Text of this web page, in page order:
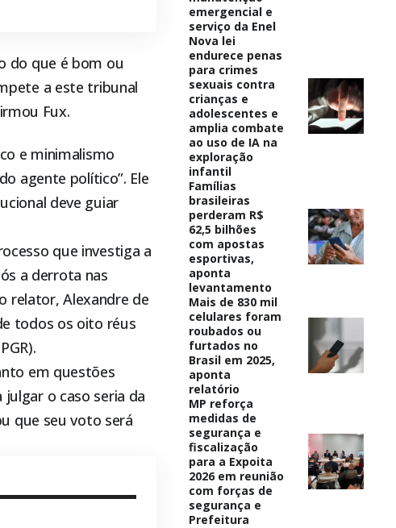
do que é bom ou
a este tribunal
Fux.
e minimalismo
agente político”. Ele
deve guiar
que investiga a
a derrota nas
relator, Alexandre de
todos os oito réus
em questões
o caso seria da
que seu voto será
emergencial e
serviço da Enel
Nova lei
endurece penas
para crimes
sexuais contra
crianças e
adolescentes e
amplia combate
ao uso de IA na
exploração
infantil
Famílias
brasileiras
perderam R$
62,5 bilhões
com apostas
esportivas,
aponta
levantamento
Mais de 830 mil
celulares foram
roubados ou
furtados no
Brasil em 2025,
aponta
relatório
MP reforça
medidas de
segurança e
fiscalização
para a Expoita
2026 em reunião
com forças de
segurança e
Prefeitura